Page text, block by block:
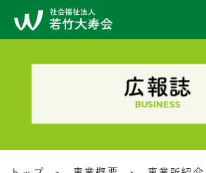
広報誌
BUSINESS